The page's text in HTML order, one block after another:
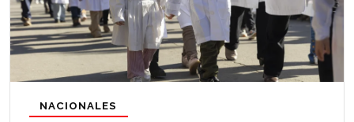
NACIONALES